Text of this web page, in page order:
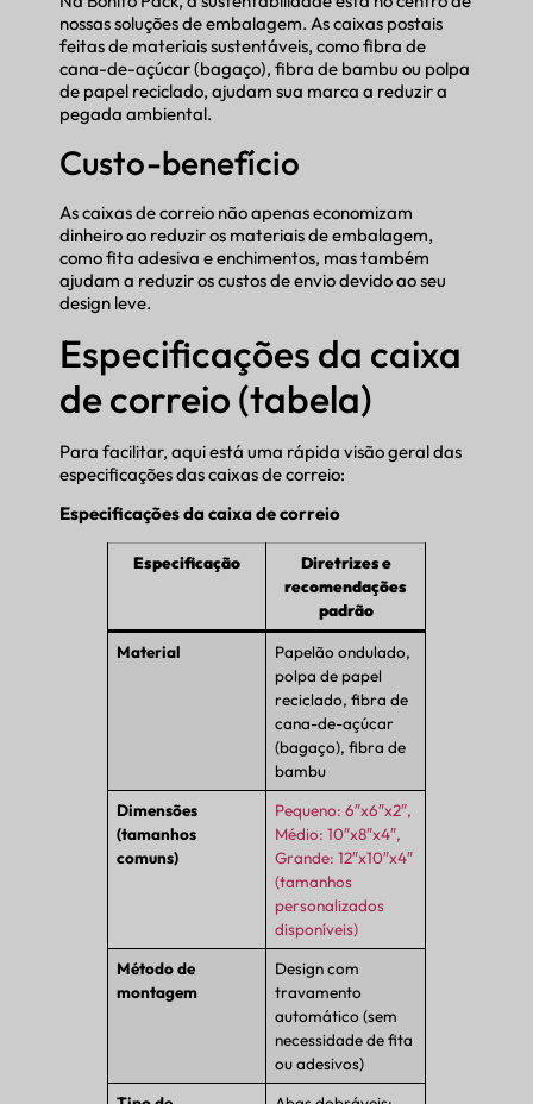
nossas soluções de embalagem. As caixas postais
feitas de materiais sustentáveis, como fibra de
cana-de-açúcar (bagaço), fibra de bambu ou polpa
de papel reciclado, ajudam sua marca a reduzir a
pegada ambiental.
Custo-benefício
As caixas de correio não apenas economizam
dinheiro ao reduzir os materiais de embalagem,
como fita adesiva e enchimentos, mas também
ajudam a reduzir os custos de envio devido ao seu
design leve.
Especificações da caixa
de correio (tabela)
Para facilitar, aqui está uma rápida visão geral das
especificações das caixas de correio:
Especificações da caixa de correio
Especificação
Diretrizes e
recomendações
padrão
Material
Papelão ondulado,
polpa de papel
reciclado, fibra de
cana-de-açúcar
(bagaço), fibra de
bambu
Dimensões
(tamanhos
comuns)
Pequeno: 6″x6″x2″,
Médio: 10″x8″x4″,
Grande: 12″x10″x4″
(tamanhos
personalizados
disponíveis)
Método de
montagem
Design com
travamento
automático (sem
necessidade de fita
ou adesivos)